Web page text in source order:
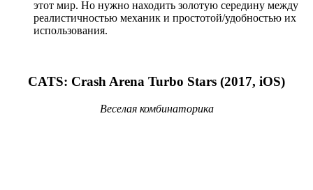
этот мир. Но нужно находить золотую середину между
реалистичностью механик и простотой/удобностью их
использования.
CATS: Crash Arena Turbo Stars (2017, iOS)
Веселая комбинаторика